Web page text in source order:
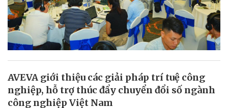
AVEVA giới thiệu các giải pháp trí tuệ công
nghiệp, hỗ trợ thúc đẩy chuyển đổi số ngành
công nghiệp Việt Nam